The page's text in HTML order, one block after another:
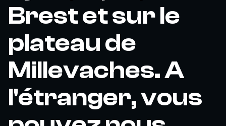
Brest et sur le
plateau de
Millevaches. A
l'étranger, vous